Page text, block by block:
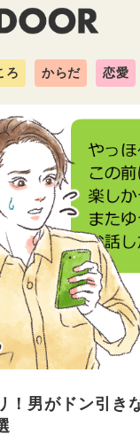
ろ からだ 恋愛
！男がドン引き